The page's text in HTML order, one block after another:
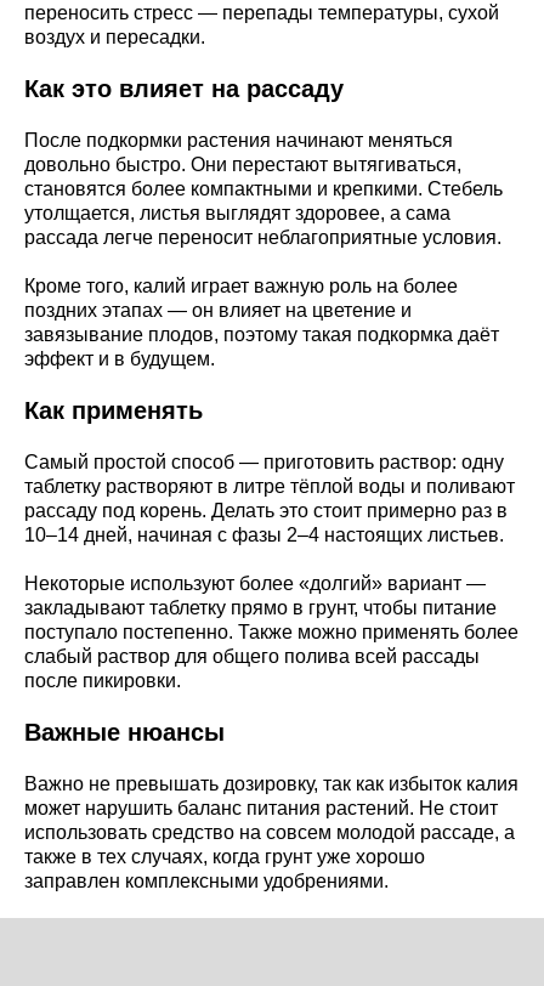
переносить стресс — перепады температуры, сухой
воздух и пересадки.
Как это влияет на рассаду
После подкормки растения начинают меняться
довольно быстро. Они перестают вытягиваться,
становятся более компактными и крепкими. Стебель
утолщается, листья выглядят здоровее, а сама
рассада легче переносит неблагоприятные условия.
Кроме того, калий играет важную роль на более
поздних этапах — он влияет на цветение и
завязывание плодов, поэтому такая подкормка даёт
эффект и в будущем.
Как применять
Самый простой способ — приготовить раствор: одну
таблетку растворяют в литре тёплой воды и поливают
рассаду под корень. Делать это стоит примерно раз в
10–14 дней, начиная с фазы 2–4 настоящих листьев.
Некоторые используют более «долгий» вариант —
закладывают таблетку прямо в грунт, чтобы питание
поступало постепенно. Также можно применять более
слабый раствор для общего полива всей рассады
после пикировки.
Важные нюансы
Важно не превышать дозировку, так как избыток калия
может нарушить баланс питания растений. Не стоит
использовать средство на совсем молодой рассаде, а
также в тех случаях, когда грунт уже хорошо
заправлен комплексными удобрениями.